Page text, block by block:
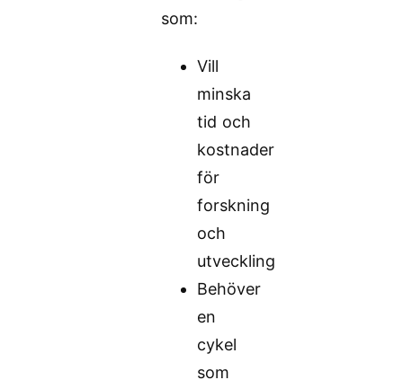
som:
Vill
minska
tid och
kostnader
för
forskning
och
utveckling
Behöver
en
cykel
som